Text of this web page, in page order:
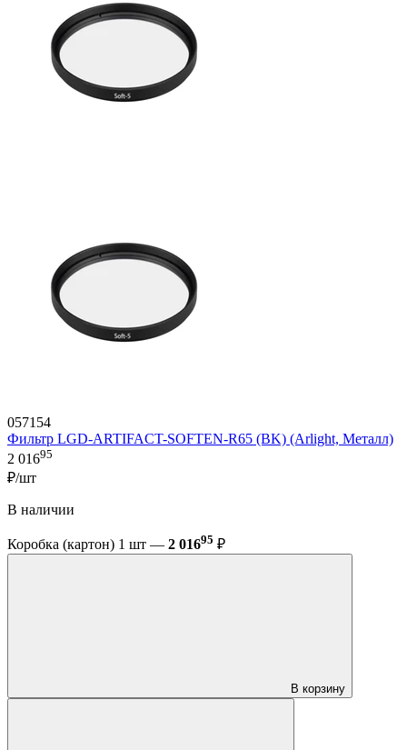
057154
Фильтр LGD-ARTIFACT-SOFTEN-R65 (BK) (Arlight, Металл)
2 01695
₽/шт
В наличии
Коробка (картон) 1 шт — 2 01695 ₽
В корзину